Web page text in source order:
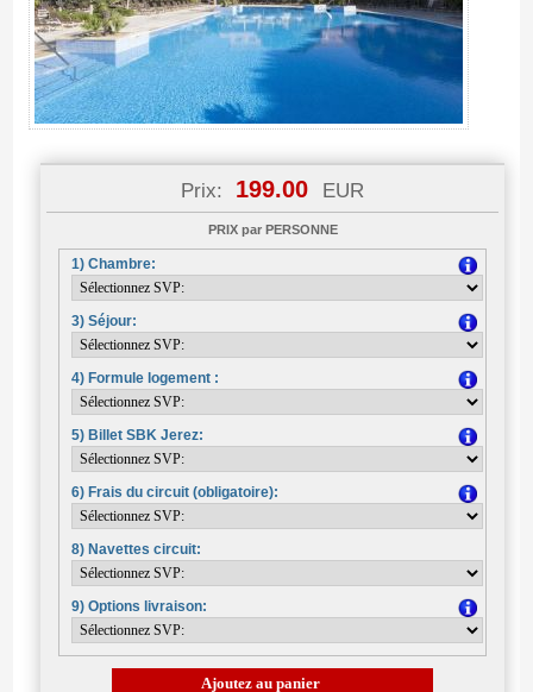
Prix: 199.00 EUR
PRIX par PERSONNE
1) Chambre:
3) Séjour:
4) Formule logement :
5) Billet SBK Jerez:
6) Frais du circuit (obligatoire):
8) Navettes circuit:
9) Options livraison: